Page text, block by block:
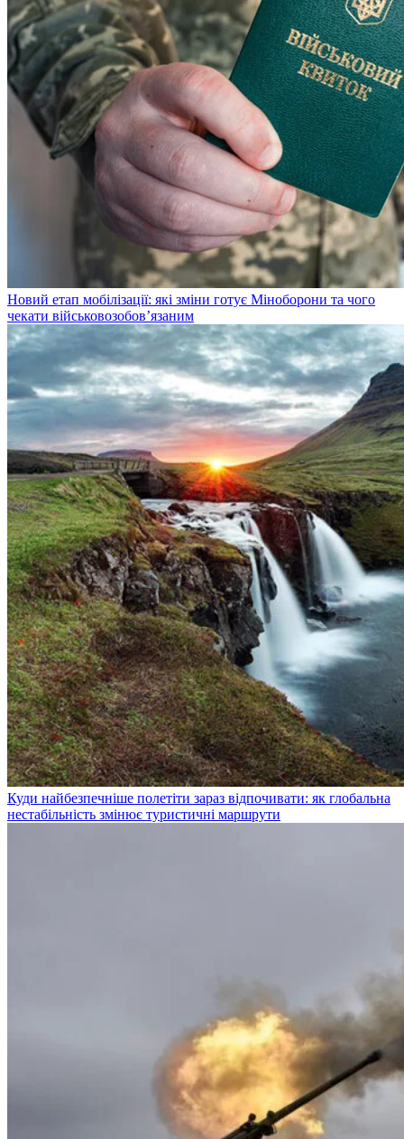
Новий етап мобілізації: які зміни готує Міноборони та чого
чекати військовозобов’язаним
Куди найбезпечніше полетіти зараз відпочивати: як глобальна
нестабільність змінює туристичні маршрути